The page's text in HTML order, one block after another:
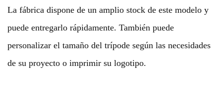
La fábrica dispone de un amplio stock de este modelo y
puede entregarlo rápidamente. También puede
personalizar el tamaño del trípode según las necesidades
de su proyecto o imprimir su logotipo.